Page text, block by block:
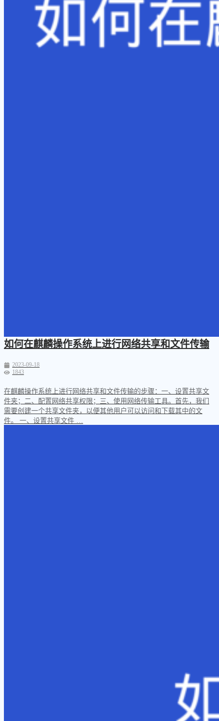
如何在麒麟操作系统上进行网络共享和文件传输
2023-09-18
1843
在麒麟操作系统上进行网络共享和文件传输的步骤：一、设置共享文
件夹；二、配置网络共享权限；三、使用网络传输工具。首先，我们
需要创建一个共享文件夹，以便其他用户可以访问和下载其中的文
件。 一、设置共享文件 …